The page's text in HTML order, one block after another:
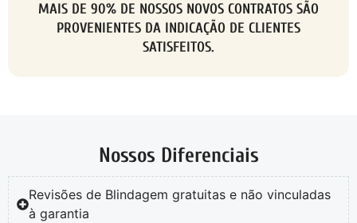
MAIS DE 90% DE NOSSOS NOVOS CONTRATOS SÃO
PROVENIENTES DA INDICAÇÃO DE CLIENTES
SATISFEITOS.
Nossos Diferenciais
Revisões de Blindagem gratuitas e não vinculadas
à garantia